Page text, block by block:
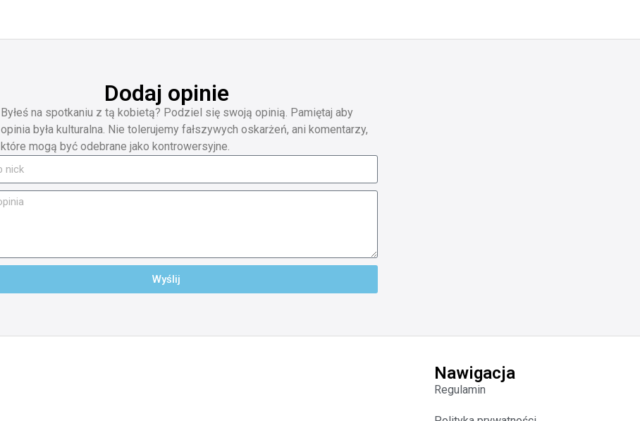
Dodaj opinie
Byłeś na spotkaniu z tą kobietą? Podziel się swoją opinią. Pamiętaj aby
opinia była kulturalna. Nie tolerujemy fałszywych oskarżeń, ani komentarzy,
które mogą być odebrane jako kontrowersyjne.
Wyślij
Nawigacja
Regulamin